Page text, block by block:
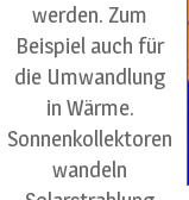
werden. Zum
Beispiel auch für
die Umwandlung
in Wärme.
Sonnenkollektoren
wandeln